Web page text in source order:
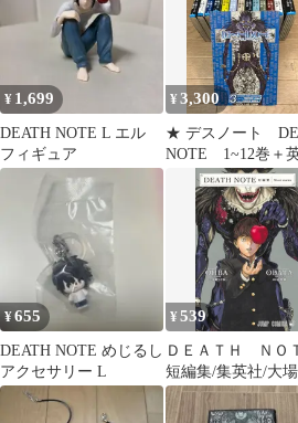
¥ 1,699
DEATH NOTE L エル
フィギュア
¥3,300
★ デスノート
NOTE 1~12巻＋英
版DEATH NOTE
ック全巻セット
《SS06J》
¥655
DEATH NOTE めじるし
アクセサリー L
¥539
ＤＥＡＴＨ ＮＯ
短編集/集英社/大場
み（コミック）